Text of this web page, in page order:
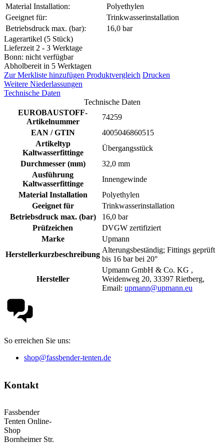
Material Installation:
Polyethylen
Geeignet für:
Trinkwasserinstallation
Betriebsdruck max. (bar):
16,0 bar
Lagerartikel (5 Stück)
Lieferzeit 2 - 3 Werktage
Bonn: nicht verfügbar
Abholbereit in 5 Werktagen
Zur Merkliste hinzufügen Produktvergleich Drucken
Weitere Niederlassungen
Technische Daten
Technische Daten
EUROBAUSTOFF-
Artikelnummer
74259
EAN / GTIN
4005046860515
Artikeltyp
Kaltwasserfittinge
Übergangsstück
Durchmesser (mm)
32,0 mm
Ausführung
Kaltwasserfittinge
Innengewinde
Material Installation
Polyethylen
Geeignet für
Trinkwasserinstallation
Betriebsdruck max. (bar)
16,0 bar
Prüfzeichen
DVGW zertifiziert
Marke
Upmann
Herstellerkurzbeschreibung
Alterungsbeständig; Fittings geprüft
bis 16 bar bei 20°
Hersteller
Upmann GmbH & Co. KG ,
Weidenweg 20, 33397 Rietberg,
Email: upmann@upmann.eu
So erreichen Sie uns:
shop@fassbender-tenten.de
Kontakt
Fassbender
Tenten Online-
Shop
Bornheimer Str.